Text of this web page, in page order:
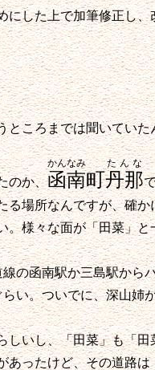
にした上で加筆修正し、
ころまでは聞いてい
のか、函南
かんなみ
町丹那
たんな
る場所なんですが、確
。様々な面が「田菜」と
の函南駅か三島駅から
い。ついでに、深山姉
いし、「田菜」も「
ったけど、その道路